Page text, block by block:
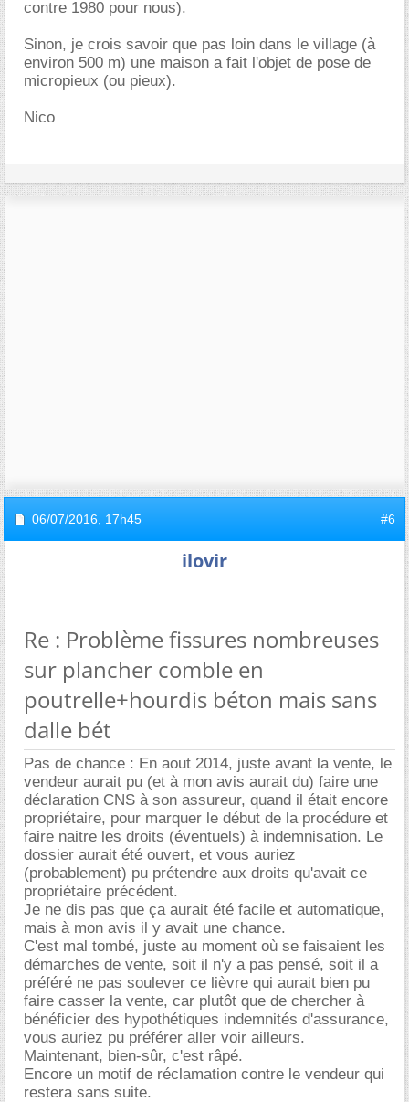
contre 1980 pour nous).
Sinon, je crois savoir que pas loin dans le village (à
environ 500 m) une maison a fait l'objet de pose de
micropieux (ou pieux).
Nico
06/07/2016, 17h45 #6
ilovir
Re : Problème fissures nombreuses
sur plancher comble en
poutrelle+hourdis béton mais sans
dalle bét
Pas de chance : En aout 2014, juste avant la vente, le
vendeur aurait pu (et à mon avis aurait du) faire une
déclaration CNS à son assureur, quand il était encore
propriétaire, pour marquer le début de la procédure et
faire naitre les droits (éventuels) à indemnisation. Le
dossier aurait été ouvert, et vous auriez
(probablement) pu prétendre aux droits qu'avait ce
propriétaire précédent.
Je ne dis pas que ça aurait été facile et automatique,
mais à mon avis il y avait une chance.
C'est mal tombé, juste au moment où se faisaient les
démarches de vente, soit il n'y a pas pensé, soit il a
préféré ne pas soulever ce lièvre qui aurait bien pu
faire casser la vente, car plutôt que de chercher à
bénéficier des hypothétiques indemnités d'assurance,
vous auriez pu préférer aller voir ailleurs.
Maintenant, bien-sûr, c'est râpé.
Encore un motif de réclamation contre le vendeur qui
restera sans suite.